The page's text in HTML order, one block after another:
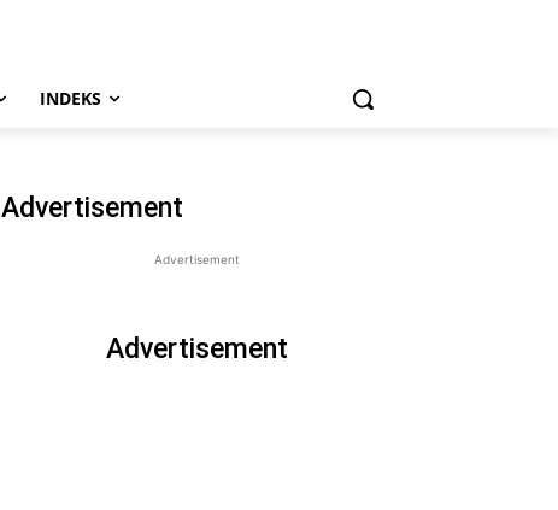
INDEKS
Advertisement
Advertisement
Advertisement